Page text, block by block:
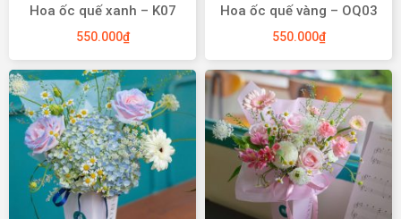
Hoa ốc quế xanh – K07
550.000₫
Hoa ốc quế vàng – OQ03
550.000₫